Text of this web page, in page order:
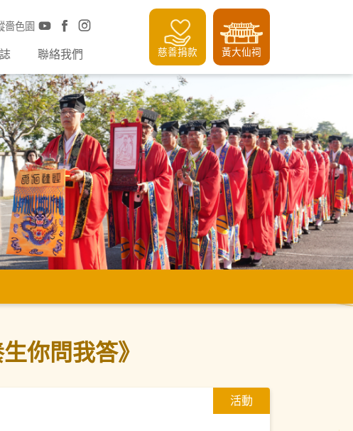
嗇色園
聯絡我們 慈善捐款 黃大仙祠
你問我答》
活動